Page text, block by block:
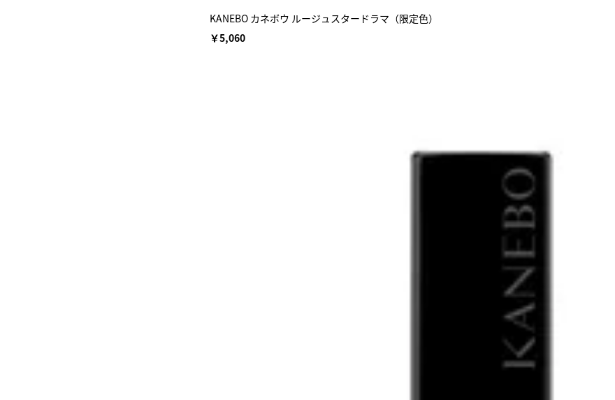
KANEBO カネボウ ルージュスタードラマ（限定色）
￥5,060